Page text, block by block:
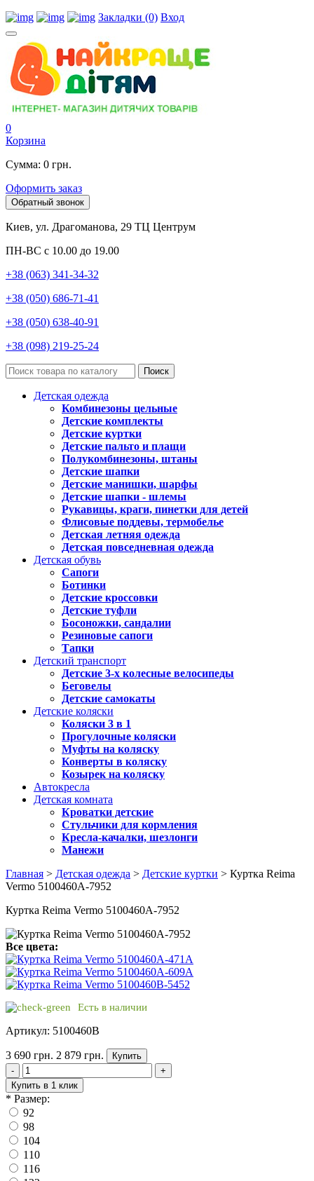
Закладки (0) Вход
0
Корзина
Сумма: 0 грн.
Оформить заказ
Обратный звонок
Киев, ул. Драгоманова, 29 ТЦ Центрум
ПН-ВС с 10.00 до 19.00
+38 (063) 341-34-32
+38 (050) 686-71-41
+38 (050) 638-40-91
+38 (098) 219-25-24
Поиск
Детская одежда
Комбинезоны цельные
Детские комплекты
Детские куртки
Детские пальто и плащи
Полукомбинезоны, штаны
Детские шапки
Детские манишки, шарфы
Детские шапки - шлемы
Рукавицы, краги, пинетки для детей
Флисовые поддевы, термобелье
Детская летняя одежда
Детская повседневная одежда
Детская обувь
Сапоги
Ботинки
Детские кроссовки
Детские туфли
Босоножки, сандалии
Резиновые сапоги
Тапки
Детский транспорт
Детские 3-х колесные велосипеды
Беговелы
Детские самокаты
Детские коляски
Коляски 3 в 1
Прогулочные коляски
Муфты на коляску
Конверты в коляску
Козырек на коляску
Автокресла
Детская комната
Кроватки детские
Стульчики для кормления
Кресла-качалки, шезлонги
Манежи
Главная > Детская одежда > Детские куртки > Куртка Reima
Vermo 5100460A-7952
Куртка Reima Vermo 5100460A-7952
Все цвета:
Есть в наличии
Артикул: 5100460B
3 690 грн. 2 879 грн.
Купить
-
+
Купить в 1 клик
* Размер:
92
98
104
110
116